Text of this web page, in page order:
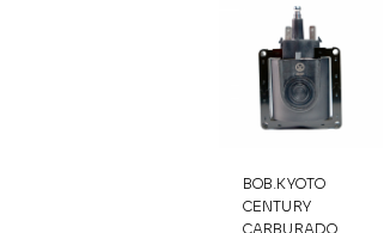
BOB.KYOTO
CENTURY